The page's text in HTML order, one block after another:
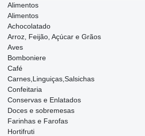
Alimentos
Alimentos
Achocolatado
Arroz, Feijão, Açúcar e Grãos
Aves
Bomboniere
Café
Carnes,Linguiças,Salsichas
Confeitaria
Conservas e Enlatados
Doces e sobremesas
Farinhas e Farofas
Hortifruti